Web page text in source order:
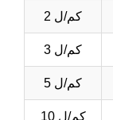
2 كم/ل
3 كم/ل
5 كم/ل
10 كم/ل